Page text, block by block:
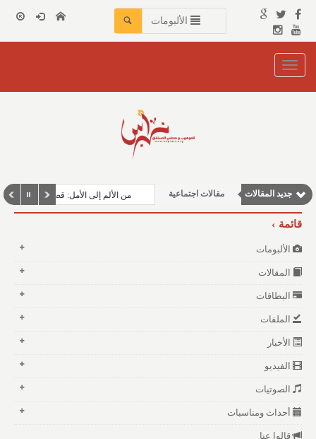
الألبومات
Toggle
navigation
جديد المقالات مقالات اجتماعية
مقالات إقتصادية
من الألم إلى الأمل: قصة حصوات
قائمة
الألبومات
المقالات
البطاقات
الملفات
الأخبار
الفيديو
الصوتيات
أحداث ومناسبات
قالوا عنا